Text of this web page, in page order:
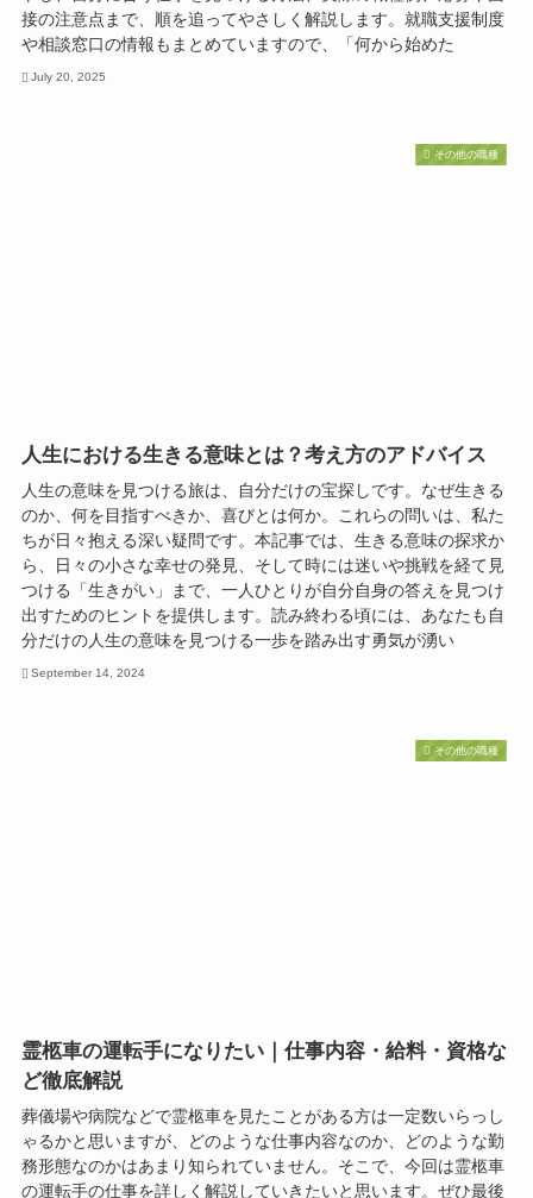
接の注意点まで、順を追ってやさしく解説します。就職支援制度
や相談窓口の情報もまとめていますので、「何から始めた
July 20, 2025
その他の職種
人生における生きる意味とは？考え方のアドバイス
人生の意味を見つける旅は、自分だけの宝探しです。なぜ生きる
のか、何を目指すべきか、喜びとは何か。これらの問いは、私た
ちが日々抱える深い疑問です。本記事では、生きる意味の探求か
ら、日々の小さな幸せの発見、そして時には迷いや挑戦を経て見
つける「生きがい」まで、一人ひとりが自分自身の答えを見つけ
出すためのヒントを提供します。読み終わる頃には、あなたも自
分だけの人生の意味を見つける一歩を踏み出す勇気が湧い
September 14, 2024
その他の職種
霊柩車の運転手になりたい｜仕事内容・給料・資格な
ど徹底解説
葬儀場や病院などで霊柩車を見たことがある方は一定数いらっし
ゃるかと思いますが、どのような仕事内容なのか、どのような勤
務形態なのかはあまり知られていません。そこで、今回は霊柩車
の運転手の仕事を詳しく解説していきたいと思います。ぜひ最後